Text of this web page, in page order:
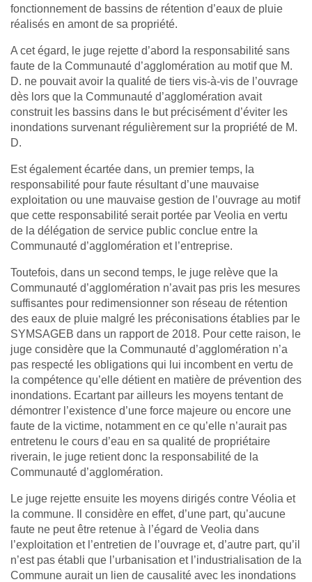
fonctionnement de bassins de rétention d’eaux de pluie
réalisés en amont de sa propriété.
A cet égard, le juge rejette d’abord la responsabilité sans
faute de la Communauté d’agglomération au motif que M.
D. ne pouvait avoir la qualité de tiers vis-à-vis de l’ouvrage
dès lors que la Communauté d’agglomération avait
construit les bassins dans le but précisément d’éviter les
inondations survenant régulièrement sur la propriété de M.
D.
Est également écartée dans, un premier temps, la
responsabilité pour faute résultant d’une mauvaise
exploitation ou une mauvaise gestion de l’ouvrage au motif
que cette responsabilité serait portée par Veolia en vertu
de la délégation de service public conclue entre la
Communauté d’agglomération et l’entreprise.
Toutefois, dans un second temps, le juge relève que la
Communauté d’agglomération n’avait pas pris les mesures
suffisantes pour redimensionner son réseau de rétention
des eaux de pluie malgré les préconisations établies par le
SYMSAGEB dans un rapport de 2018. Pour cette raison, le
juge considère que la Communauté d’agglomération n’a
pas respecté les obligations qui lui incombent en vertu de
la compétence qu’elle détient en matière de prévention des
inondations. Ecartant par ailleurs les moyens tentant de
démontrer l’existence d’une force majeure ou encore une
faute de la victime, notamment en ce qu’elle n’aurait pas
entretenu le cours d’eau en sa qualité de propriétaire
riverain, le juge retient donc la responsabilité de la
Communauté d’agglomération.
Le juge rejette ensuite les moyens dirigés contre Véolia et
la commune. Il considère en effet, d’une part, qu’aucune
faute ne peut être retenue à l’égard de Veolia dans
l’exploitation et l’entretien de l’ouvrage et, d’autre part, qu’il
n’est pas établi que l’urbanisation et l’industrialisation de la
Commune aurait un lien de causalité avec les inondations